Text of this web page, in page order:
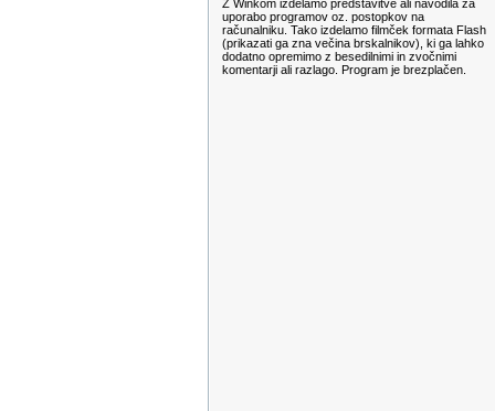
Z Winkom izdelamo predstavitve ali navodila za
uporabo programov oz. postopkov na
računalniku. Tako izdelamo filmček formata Flash
(prikazati ga zna večina brskalnikov), ki ga lahko
dodatno opremimo z besedilnimi in zvočnimi
komentarji ali razlago. Program je brezplačen.